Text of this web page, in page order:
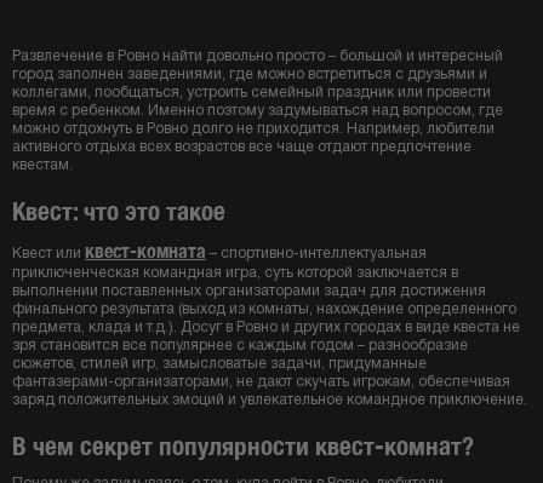
Развлечение в Ровно найти довольно просто – большой и интересный
город заполнен заведениями, где можно встретиться с друзьями и
коллегами, пообщаться, устроить семейный праздник или провести
время с ребенком. Именно поэтому задумываться над вопросом, где
можно отдохнуть в Ровно долго не приходится. Например, любители
активного отдыха всех возрастов все чаще отдают предпочтение
квестам.
Квест: что это такое
Квест или квест-комната – спортивно-интеллектуальная
приключенческая командная игра, суть которой заключается в
выполнении поставленных организаторами задач для достижения
финального результата (выход из комнаты, нахождение определенного
предмета, клада и т.д.). Досуг в Ровно и других городах в виде квеста не
зря становится все популярнее с каждым годом – разнообразие
сюжетов, стилей игр, замысловатые задачи, придуманные
фантазерами-организаторами, не дают скучать игрокам, обеспечивая
заряд положительных эмоций и увлекательное командное приключение.
В чем секрет популярности квест-комнат?